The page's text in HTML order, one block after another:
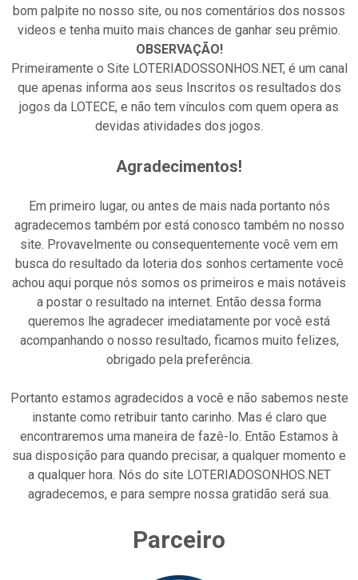
bom palpite no nosso site, ou nos comentários dos nossos
videos e tenha muito mais chances de ganhar seu prêmio.
OBSERVAÇÃO!
Primeiramente o Site LOTERIADOSSONHOS.NET, é um canal
que apenas informa aos seus Inscritos os resultados dos
jogos da LOTECE, e não tem vínculos com quem opera as
devidas atividades dos jogos.
Agradecimentos!
Em primeiro lugar, ou antes de mais nada portanto nós
agradecemos também por está conosco também no nosso
site. Provavelmente ou consequentemente você vem em
busca do resultado da loteria dos sonhos certamente você
achou aqui porque nós somos os primeiros e mais notáveis
a postar o resultado na internet. Então dessa forma
queremos lhe agradecer imediatamente por você está
acompanhando o nosso resultado, ficamos muito felizes,
obrigado pela preferência.
Portanto estamos agradecidos a você e não sabemos neste
instante como retribuir tanto carinho. Mas é claro que
encontraremos uma maneira de fazê-lo. Então Estamos à
sua disposição para quando precisar, a qualquer momento e
a qualquer hora. Nós do site LOTERIADOSONHOS.NET
agradecemos, e para sempre nossa gratidão será sua.
Parceiro